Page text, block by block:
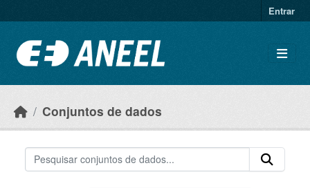
Entrar
Conjuntos de dados